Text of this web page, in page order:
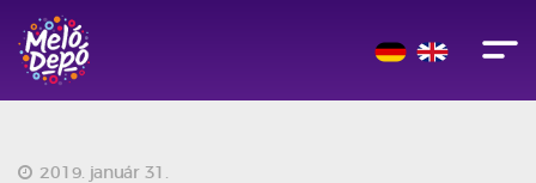
2019. január 31.